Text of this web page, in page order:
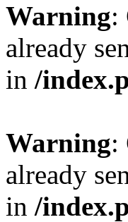
Warning:
already
in /
Warning:
already
in /